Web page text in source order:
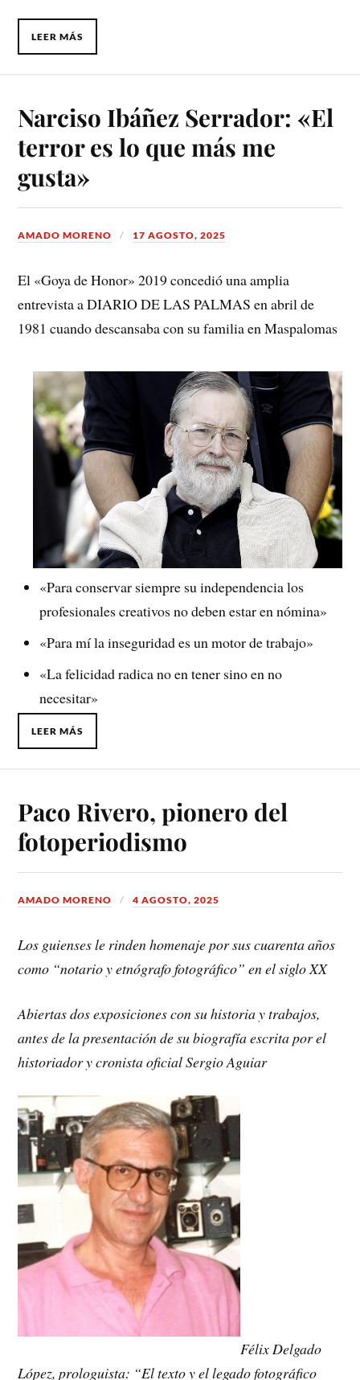
LEER MÁS
Narciso Ibáñez Serrador: «El
terror es lo que más me
gusta»
AMADO MORENO 17 AGOSTO, 2025
El «Goya de Honor» 2019 concedió una amplia
entrevista a DIARIO DE LAS PALMAS en abril de
1981 cuando descansaba con su familia en Maspalomas
«Para conservar siempre su independencia los
profesionales creativos no deben estar en nómina»
«Para mí la inseguridad es un motor de trabajo»
«La felicidad radica no en tener sino en no
necesitar»
LEER MÁS
Paco Rivero, pionero del
fotoperiodismo
AMADO MORENO 4 AGOSTO, 2025
Los guienses le rinden homenaje por sus cuarenta años
como “notario y etnógrafo fotográfico” en el siglo XX
Abiertas dos exposiciones con su historia y trabajos,
antes de la presentación de su biografía escrita por el
historiador y cronista oficial Sergio Aguiar
Félix Delgado
López, prologuista: “El texto y el legado fotográfico